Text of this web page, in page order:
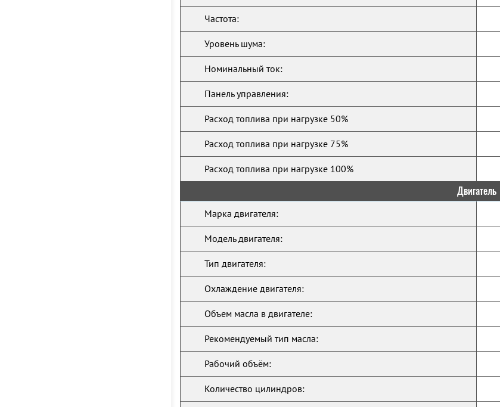
Частота:
Уровень шума:
Номинальный ток:
Панель управления:
Расход топлива при нагрузке 50%
Расход топлива при нагрузке 75%
Расход топлива при нагрузке 100%
Двигатель
Марка двигателя:
Модель двигателя:
Тип двигателя:
Охлаждение двигателя:
Объем масла в двигателе:
Рекомендуемый тип масла:
Рабочий объём:
Количество цилиндров: